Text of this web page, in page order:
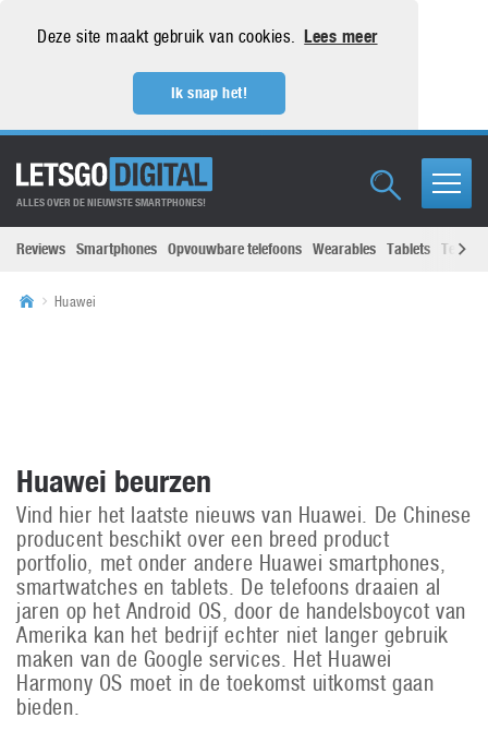
Deze site maakt gebruik van cookies. Lees meer
Ik snap het!
ALLES OVER DE NIEUWSTE SMARTPHONES!
Reviews Smartphones Opvouwbare telefoons Wearables Tablets
Huawei
Huawei beurzen
Vind hier het laatste nieuws van Huawei. De Chinese
producent beschikt over een breed product
portfolio, met onder andere Huawei smartphones,
smartwatches en tablets. De telefoons draaien al
jaren op het Android OS, door de handelsboycot van
Amerika kan het bedrijf echter niet langer gebruik
maken van de Google services. Het Huawei
Harmony OS moet in de toekomst uitkomst gaan
bieden.